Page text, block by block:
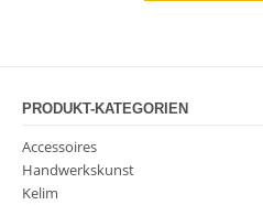
PRODUKT-KATEGORIEN
Accessoires
Handwerkskunst
Kelim